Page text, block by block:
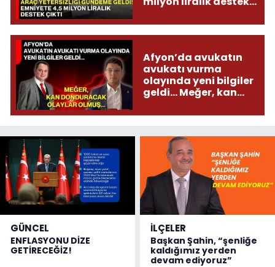
Afyon’da avukatın
avukatı vurma
olayında yeni bilgiler
geldi... Meğer, kan
olmuş...
GÜNCEL
ENFLASYONU DİZE
GETİRECEĞİZ!
İLÇELER
Başkan Şahin, “şenliğe
kaldığımız yerden
devam ediyoruz”